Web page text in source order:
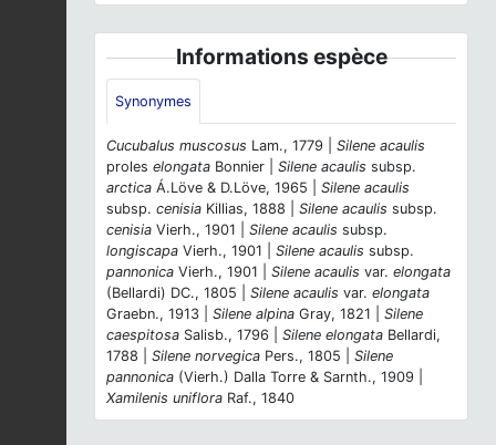
Informations espèce
Synonymes
Cucubalus muscosus Lam., 1779 | Silene acaulis
proles elongata Bonnier | Silene acaulis subsp.
arctica Á.Löve & D.Löve, 1965 | Silene acaulis
subsp. cenisia Killias, 1888 | Silene acaulis subsp.
cenisia Vierh., 1901 | Silene acaulis subsp.
longiscapa Vierh., 1901 | Silene acaulis subsp.
pannonica Vierh., 1901 | Silene acaulis var. elongata
(Bellardi) DC., 1805 | Silene acaulis var. elongata
Graebn., 1913 | Silene alpina Gray, 1821 | Silene
caespitosa Salisb., 1796 | Silene elongata Bellardi,
1788 | Silene norvegica Pers., 1805 | Silene
pannonica (Vierh.) Dalla Torre & Sarnth., 1909 |
Xamilenis uniflora Raf., 1840